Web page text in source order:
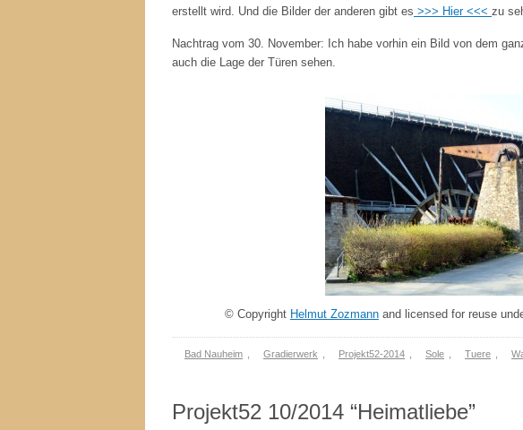
erstellt wird. Und die Bilder der anderen gibt es >>> Hier <<< zu
Nachtrag vom 30. November: Ich habe vorhin ein Bild von dem
auch die Lage der Türen sehen.
© Copyright Helmut Zozmannand licensed for reuse
Bad Nauheim Gradierwerk Projekt52-2014 Sole Tuere
Projekt52 10/2014 “Heimatliebe”